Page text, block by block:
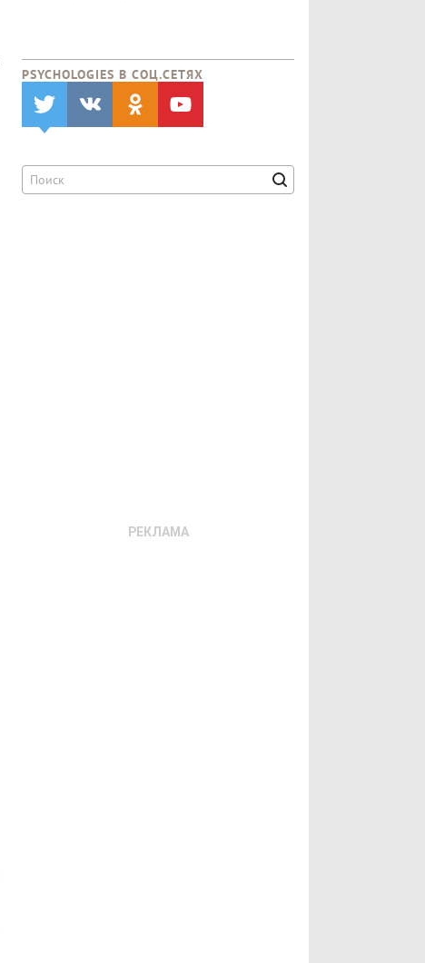
PSYCHOLOGIES В CОЦ.СЕТЯХ